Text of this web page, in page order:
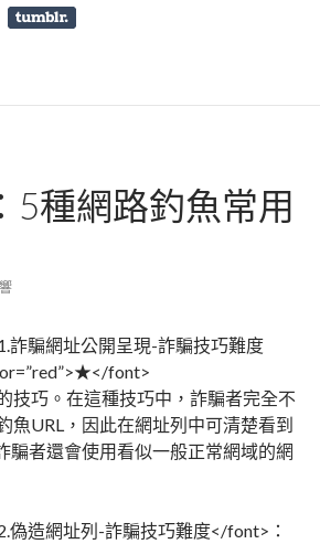
5種網路釣魚常用
詐騙網址公開呈現-詐騙技巧難度
font>
技巧。在這種技巧中，詐騙者完全不
魚URL，因此在網址列中可清楚看到
騙者還會使用看似一般正常網域的網
偽造網址列-詐騙技巧難度</font>：